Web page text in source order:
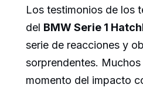
Los testimonios de los
del BMW Serie 1
serie de reacciones y
sorprendentes.
momento del impacto